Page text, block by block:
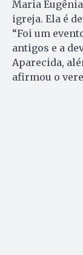
Maria
igreja. Ela é
“Foi um
antigos e a
Aparecida,
afirmou o